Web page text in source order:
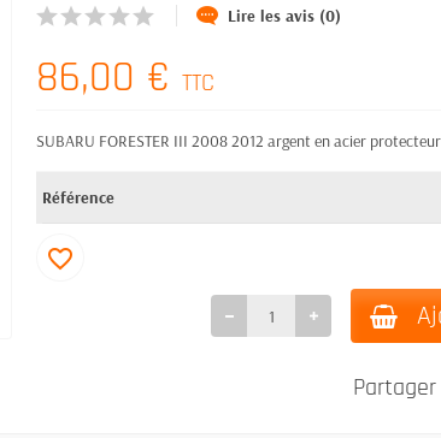
Lire les avis (0)
86,00 € TTC
SUBARU FORESTER III 2008 2012 argent en acier
Référence
favorite_border
Partager